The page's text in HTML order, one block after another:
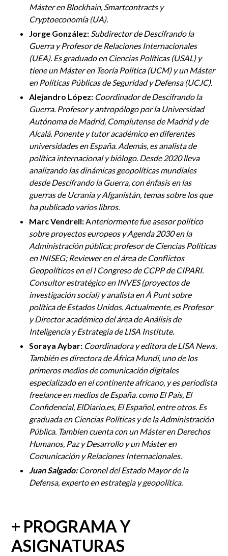
Máster en Blockhain, Smartcontracts y
Cryptoeconomía (UA).
Jorge González: Subdirector de Descifrando la
Guerra y Profesor de Relaciones Internacionales
(UEA). Es graduado en Ciencias Políticas (USAL) y
tiene un Máster en Teoría Política (UCM) y un Máster
en Políticas Públicas de Seguridad y Defensa (UCJC).
Alejandro López: Coordinador de Descifrando la
Guerra. Profesor y antropólogo por la Universidad
Autónoma de Madrid, Complutense de Madrid y de
Alcalá. Ponente y tutor académico en diferentes
universidades en España. Además, es analista de
política internacional y biólogo. Desde 2020 lleva
analizando las dinámicas geopolíticas mundiales
desde Descifrando la Guerra, con énfasis en las
guerras de Ucrania y Afganistán, temas sobre los que
ha publicado varios libros.
Marc Vendrell:Anteriormente fue asesor político
sobre proyectos europeos y Agenda 2030 en la
Administración pública; profesor de Ciencias Políticas
en INISEG; Reviewer en el área de Conflictos
Geopolíticos en el I Congreso de CCPP de CIPARI.
Consultor estratégico en INVES(proyectos de
investigación social) y analista en À Punt sobre
política de Estados Unidos. Actualmente, es Profesor
y Director académico del área de Análisis de
Inteligencia y Estrategia de LISA Institute.
Soraya Aybar: Coordinadora y editora de LISA News.
También es directora de África Mundi, uno de los
primeros medios de comunicación digitales
especializado en el continente africano, y es periodista
freelance en medios de España. como El País, El
Confidencial, ElDiario.es, El Español, entre otros. Es
graduada en Ciencias Políticas y de la Administración
Pública. Tambien cuenta con un Máster en Derechos
Humanos, Paz y Desarrollo y un Máster en
Comunicación y Relaciones Internacionales.
Juan Salgado:Coronel del Estado Mayor de la
Defensa, experto en estrategia y geopolítica.
+ PROGRAMA Y
ASIGNATURAS